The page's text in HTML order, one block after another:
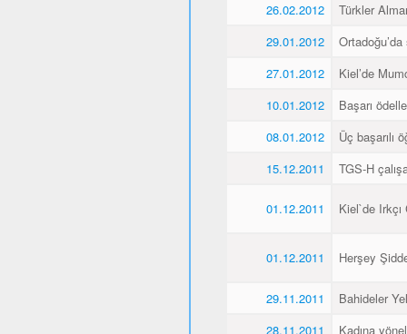
26.02.2012
Türkler
29.01.2012
27.01.2012
Kiel’de
10.01.2012
Başarı
08.01.2012
Üç başarılı
15.12.2011
TGS-H
01.12.2011 Kiel`de Irkçı
01.12.2011 Herşey
29.11.2011
Bahideler
28.11.2011
Kadına